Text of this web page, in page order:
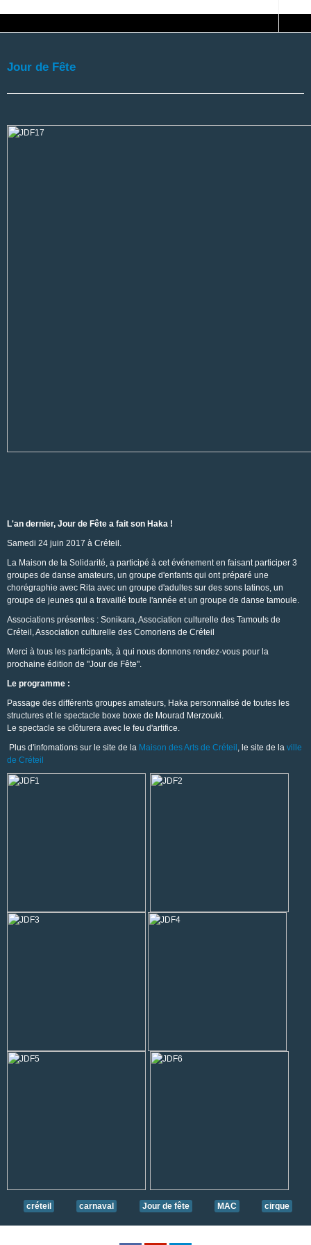
Jour de Fête
L'an dernier, Jour de Fête a fait son Haka !
Samedi 24 juin 2017 à Créteil.
La Maison de la Solidarité, a participé à cet événement en faisant participer 3
groupes de danse amateurs, un groupe d'enfants qui ont préparé une
chorégraphie avec Rita avec un groupe d'adultes sur des sons latinos, un
groupe de jeunes qui a travaillé toute l'année et un groupe de danse tamoule.
Associations présentes : Sonikara, Association culturelle des Tamouls de
Créteil, Association culturelle des Comoriens de Créteil
Merci à tous les participants, à qui nous donnons rendez-vous pour la
prochaine édition de "Jour de Fête".
Le programme :
Passage des différents groupes amateurs, Haka personnalisé de toutes les
structures et le spectacle boxe boxe de Mourad Merzouki.
Le spectacle se clôturera avec le feu d'artifice.
Plus d'infomations sur le site de la Maison des Arts de Créteil , le site de la ville
de Créteil
créteil carnaval Jour de fête MAC cirque